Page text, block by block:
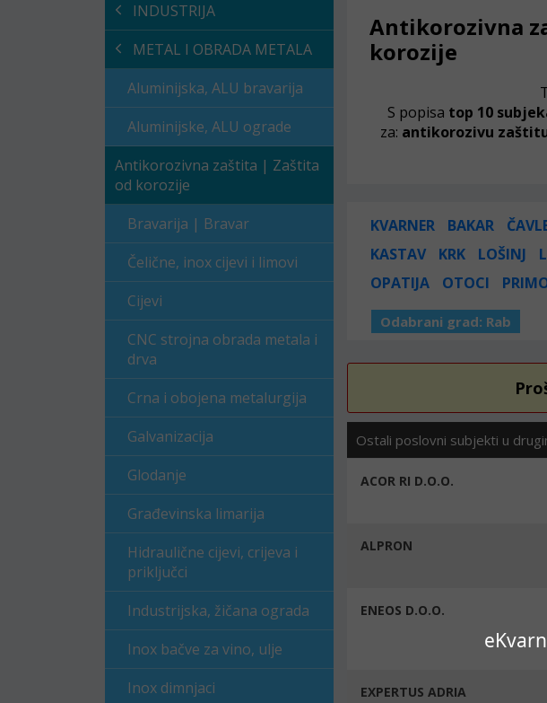
INDUSTRIJA
METAL I OBRADA METALA
Aluminijska, ALU bravarija
Aluminijske, ALU ograde
Antikorozivna zaštita | Zaštita
od korozije
Bravarija | Bravar
Čelične, inox cijevi i limovi
Cijevi
CNC strojna obrada metala i
drva
Crna i obojena metalurgija
Galvanizacija
Glodanje
Građevinska limarija
Hidraulične cijevi, crijeva i
priključci
Industrijska, žičana ograda
Inox bačve za vino, ulje
Inox dimnjaci
Antikorozivna
korozije
S popisa top 10
za: antikorozivu
KVARNER BAKAR
KASTAV
KRK LOŠINJ
OPATIJA
OTOCI
Odabrani grad: Rab
Ostali poslovni subjekti u
ACOR RI D.O.O.
ALPRON
ENEOS D.O.O.
EXPERTUS ADRIA